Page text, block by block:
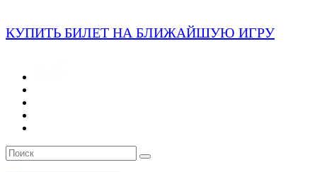
КУПИТЬ БИЛЕТ НА БЛИЖАЙШУЮ ИГРУ